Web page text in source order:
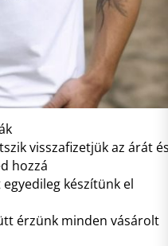
visszafizetjük az árát
hozzá
készítünk el
érzünk minden vásárolt